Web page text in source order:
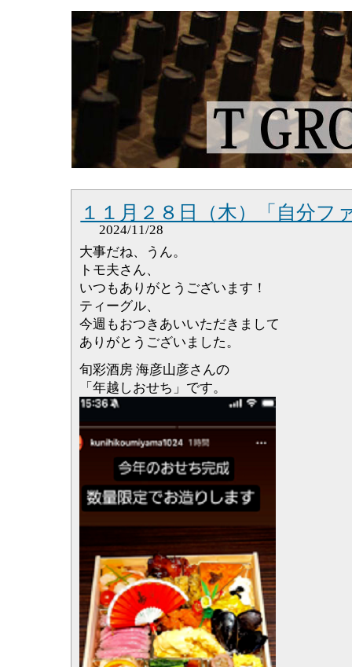
１１月２８日（木）「自分フ
2024/11/28
大事だね、うん。
トモ夫さん、
いつもありがとうございます！
ティーグル、
今週もおつきあいいただきまして
ありがとうございました。
旬彩酒房 海彦山彦さんの
「年越しおせち」です。